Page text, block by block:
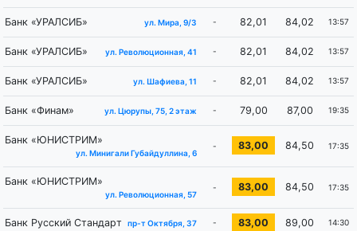
Банк «УРАЛСИБ» ул. Мира, 9/3 - 82,01 84,02 13:57
Банк «УРАЛСИБ» ул. Революционная, 41 - 82,01 84,02 13:57
Банк «УРАЛСИБ» ул. Шафиева, 11 - 82,01 84,02 13:57
Банк «Финам» ул. Цюрупы, 75, 2 этаж - 79,00 87,00 19:35
Банк «ЮНИСТРИМ»
ул. Минигали Губайдуллина, 6
- 83,00 84,50 17:35
Банк «ЮНИСТРИМ»
ул. Революционная, 57
- 83,00 84,50 17:35
Банк Русский Стандарт пр-т Октября, 37 - 83,00 89,00 14:30